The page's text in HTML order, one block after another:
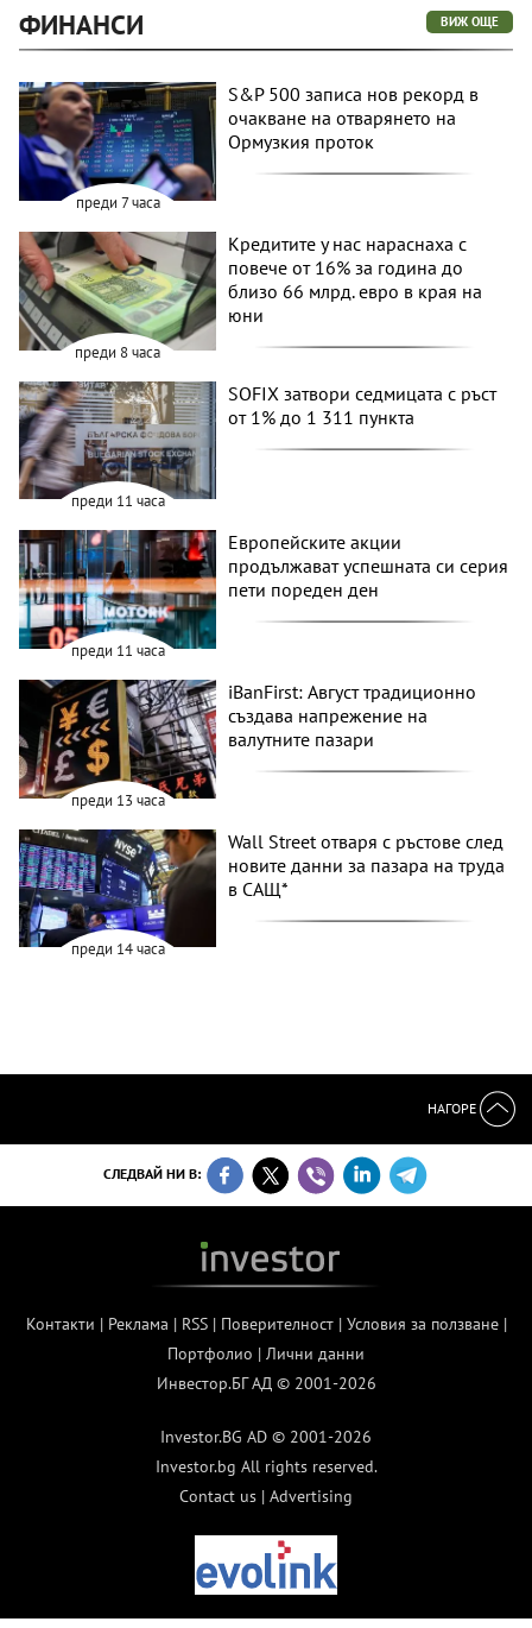
ФИНАНСИ ВИЖ ОЩЕ
преди 7 часа
S&P 500 записа нов рекорд в
очакване на отварянето на
Ормузкия проток
преди 8 часа
Кредитите у нас нараснаха с
повече от 16% за година до
близо 66 млрд. евро в края на
юни
преди 11 часа
SOFIX затвори седмицата с ръст
от 1% до 1 311 пункта
преди 11 часа
Европейските акции
продължават успешната си серия
пети пореден ден
преди 13 часа
iBanFirst: Август традиционно
създава напрежение на
валутните пазари
преди 14 часа
Wall Street отваря с ръстове след
новите данни за пазара на труда
в САЩ*
НАГОРЕ
СЛЕДВАЙ НИ В:
Контакти | Реклама | RSS| Поверителност| Условия за ползване|
Портфолио | Лични данни
Инвестор.БГ АД © 2001-2026
Investor.BG AD © 2001-2026
Investor.bg All rights reserved.
Contact us | Advertising